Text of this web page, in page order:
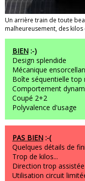
Un arrière train de toute
malheureusement, des
BIEN :-)
Design splendide
Mécanique
Boîte séquentielle top
Comportement
Coupé 2+2
Polyvalence d'usage
PAS BIEN :-(
Quelques détails de
Trop de kilos...
Direction trop assistée
Utilisation circuit